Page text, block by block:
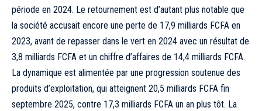
période en 2024. Le retournement est d’autant plus notable que
la société accusait encore une perte de 17,9 milliards FCFA en
2023, avant de repasser dans le vert en 2024 avec un résultat de
3,8 milliards FCFA et un chiffre d’affaires de 14,4 milliards FCFA.
La dynamique est alimentée par une progression soutenue des
produits d’exploitation, qui atteignent 20,5 milliards FCFA fin
septembre 2025, contre 17,3 milliards FCFA un an plus tôt. La